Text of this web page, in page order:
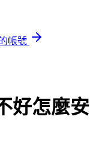
帳號
好怎麼安